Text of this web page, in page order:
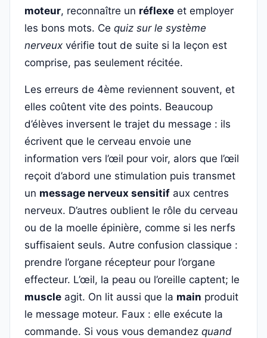
moteur, reconnaître un réflexe et employer
les bons mots. Ce quiz sur le système
nerveux vérifie tout de suite si la leçon est
comprise, pas seulement récitée.
Les erreurs de 4ème reviennent souvent, et
elles coûtent vite des points. Beaucoup
d’élèves inversent le trajet du message : ils
écrivent que le cerveau envoie une
information vers l’œil pour voir, alors que l’œil
reçoit d’abord une stimulation puis transmet
un message nerveux sensitif aux centres
nerveux. D’autres oublient le rôle du cerveau
ou de la moelle épinière, comme si les nerfs
suffisaient seuls. Autre confusion classique :
prendre l’organe récepteur pour l’organe
effecteur. L’œil, la peau ou l’oreille captent; le
muscle agit. On lit aussi que la main produit
le message moteur. Faux : elle exécute la
commande. Si vous vous demandez quand